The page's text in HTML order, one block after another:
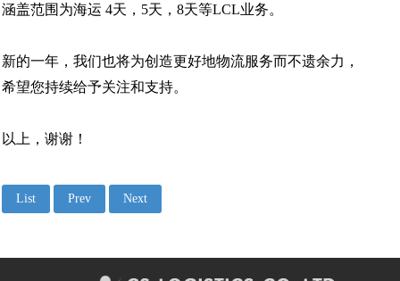
涵盖范围为海运 4天，5天，8天等LCL业务。
新的一年，我们也将为创造更好地物流服务而不遗余力，
希望您持续给予关注和支持。
以上，谢谢！
List Prev Next